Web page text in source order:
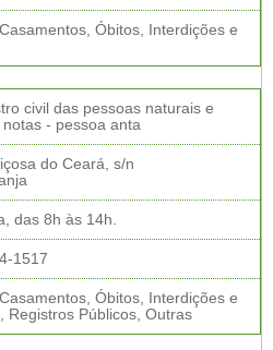
Óbitos, Interdições e
civil das pessoas naturais e
- pessoa anta
do Ceará, s/n
das 8h às 14h.
1517
Óbitos, Interdições e
Registros Públicos, Outras